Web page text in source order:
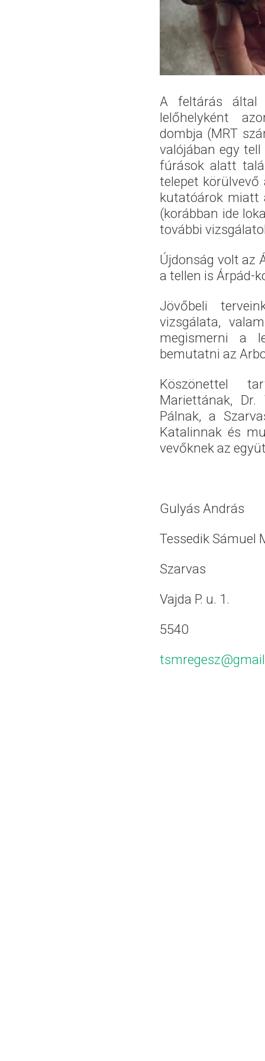
A feltárás által
lelőhelyként
dombja (MRT
valójában egy
fúrások alatt
telepet
kutatóárok miatt
(korábban ide
további
Újdonság volt az
a tellen is Árpád-
Jövőbeli
vizsgálata,
megismerni a
bemutatni az
Köszönettel
Mariettának,
Pálnak, a
Katalinnak és
vevőknek az
Gulyás András
Tessedik Sámuel
Szarvas
Vajda P. u. 1.
5540